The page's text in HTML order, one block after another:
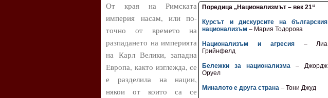
Поредица „Национализмът – век 21“
Курсът и дискурсите на българския
национализъм – Мария Тодорова
Национализъм и агресия– Лиа
Грийнфелд
Бележки за национализма – Джордж
Оруел
Миналото е друга страна – Тони Джуд
От края на Римската
империя насам, или по-
точно от времето на
разпадането на империята
на Карл Велики, западна
Европа, както изглежда, се
е разделила на нации,
някои от които са се